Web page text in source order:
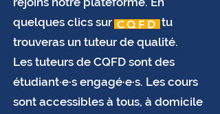
quelques clics sur , tu
trouveras un tuteur de qualité.
Les tuteurs de CQFD sont des
étudiant·e·s engagé·e·s. Les cours
sont accessibles à tous, à domicile
CQFD